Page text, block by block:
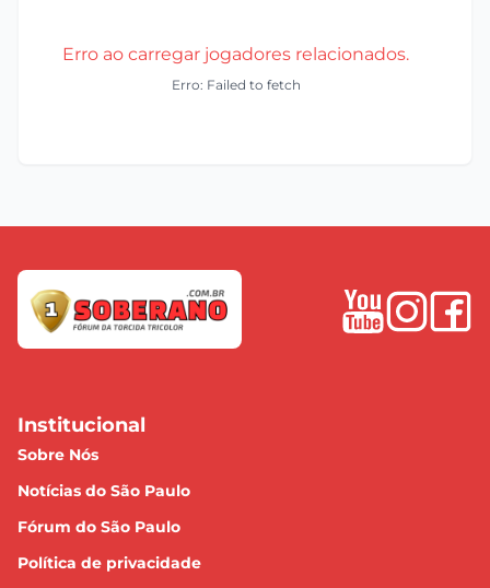
Erro ao carregar jogadores relacionados.
Erro: Failed to fetch
Institucional
Sobre Nós
Notícias do São Paulo
Fórum do São Paulo
Política de privacidade